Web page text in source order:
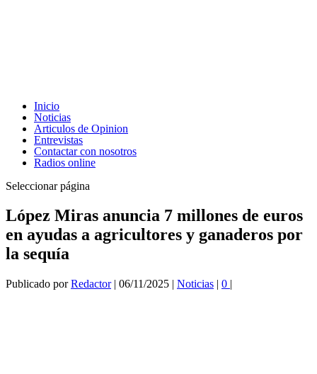
Inicio
Noticias
Articulos de Opinion
Entrevistas
Contactar con nosotros
Radios online
Seleccionar página
López Miras anuncia 7 millones de euros
en ayudas a agricultores y ganaderos por
la sequía
Publicado porRedactor| 06/11/2025 | Noticias | 0 |